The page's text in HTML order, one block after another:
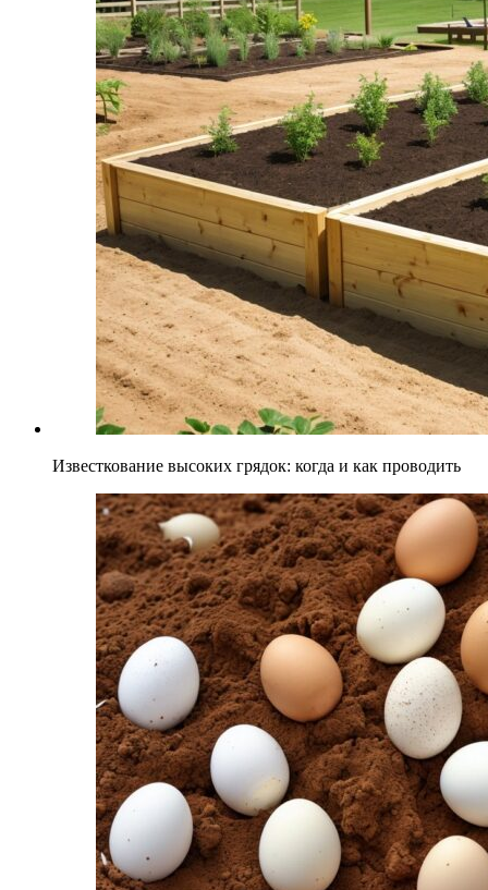
Известкование высоких грядок: когда и как проводить